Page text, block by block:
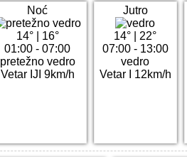
Noć
14°| 16°
01:00 - 07:00
pretežno vedro
Vetar IJI 9km/h
Jutro
14°
22°
07:00 - 13:00
vedro
Vetar I 12km/h